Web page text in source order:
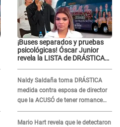
¡Buses separados y pruebas
psicológicas! Óscar Junior
revela la LISTA de DRÁSTICAS
en 'La Bella Luz' tras caso
Naldy Saldaña
Naldy Saldaña toma DRÁSTICA
medida contra esposa de director
que la ACUSÓ de tener romance
con él: "Muy triste..."
Mario Hart revela que le detectaron